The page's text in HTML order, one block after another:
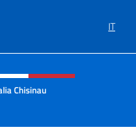
IT
e menù
Chisinau